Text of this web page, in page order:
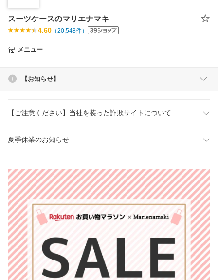
スーツケースのマリエナマキ
4.60 （20,548件）
メニュー
【お知らせ】
【ご注意ください】当社を装った詐欺サイトについて
夏季休業のお知らせ